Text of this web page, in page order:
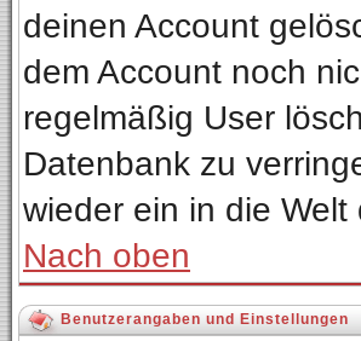
deinen Account
dem Account noch
regelmäßig User
Datenbank zu
wieder ein in die
Nach oben
Benutzerangaben und Einstellungen